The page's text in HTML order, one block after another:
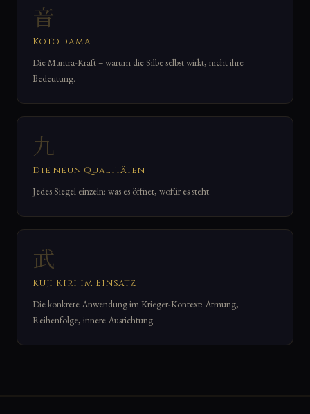
音
Kotodama
Die Mantra-Kraft – warum die Silbe selbst wirkt, nicht ihre
Bedeutung.
九
Die neun Qualitäten
Jedes Siegel einzeln: was es öffnet, wofür es steht.
武
Kuji Kiri im Einsatz
Die konkrete Anwendung im Krieger-Kontext: Atmung,
Reihenfolge, innere Ausrichtung.